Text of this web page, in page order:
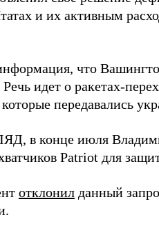
и их активным
что
идет о ракетах-
передавались
в конце июля
Patriot для
отклонил данный